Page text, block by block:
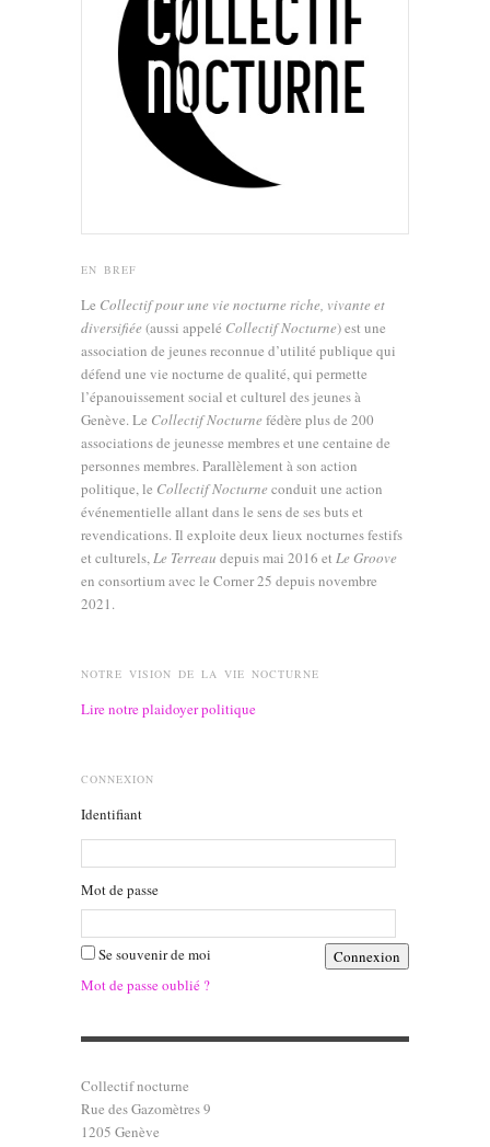
EN BREF
Le Collectif pour une vie nocturne riche, vivante et
diversifiée (aussi appelé Collectif Nocturne) est une
association de jeunes reconnue d’utilité publique qui
défend une vie nocturne de qualité, qui permette
l’épanouissement social et culturel des jeunes à
Genève. Le Collectif Nocturne fédère plus de 200
associations de jeunesse membres et une centaine de
personnes membres. Parallèlement à son action
politique, le Collectif Nocturne conduit une action
événementielle allant dans le sens de ses buts et
revendications. Il exploite deux lieux nocturnes festifs
et culturels,Le Terreau depuis mai 2016 et Le Groove
en consortium avec le Corner 25 depuis novembre
2021.
NOTRE VISION DE LA VIE NOCTURNE
Lire notre plaidoyer politique
CONNEXION
Identifiant
Mot de passe
Se souvenir de moi
Mot de passe oublié ?
Collectif nocturne
Rue des Gazomètres 9
1205 Genève